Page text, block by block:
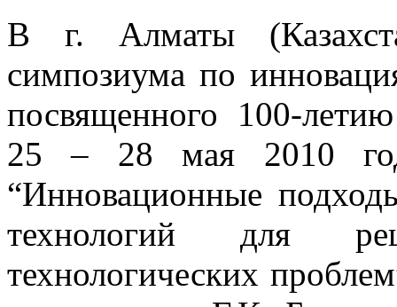
В г. Алматы
симпозиума по
посвященного 100-
25 – 28 мая 2010
“Инновационные
технологий для
технологических